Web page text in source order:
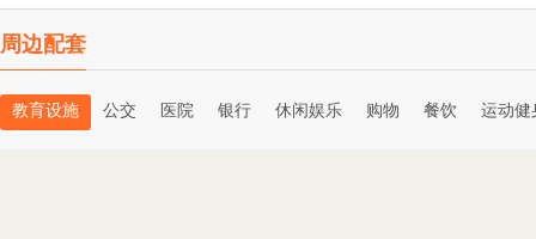
周边配套
教育设施 公交 医院 银行 休闲娱乐 购物 餐饮 运动健